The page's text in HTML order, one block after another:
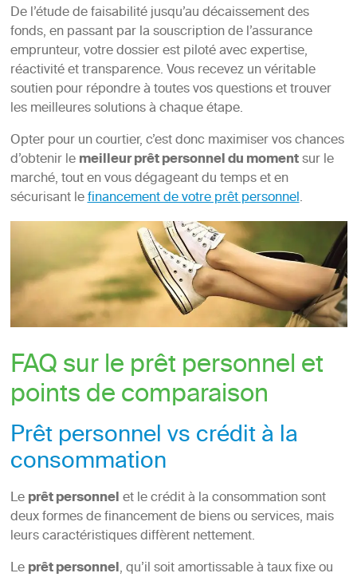
De l’étude de faisabilité jusqu’au décaissement des
fonds, en passant par la souscription de l’assurance
emprunteur, votre dossier est piloté avec expertise,
réactivité et transparence. Vous recevez un véritable
soutien pour répondre à toutes vos questions et trouver
les meilleures solutions à chaque étape.
Opter pour un courtier, c’est donc maximiser vos chances
d’obtenir lemeilleur prêt personnel du momentsur le
marché, tout en vous dégageant du temps et en
sécurisant lefinancement de votre prêt personnel.
FAQ sur le prêt personnel et
points de comparaison
Prêt personnel vs crédit à la
consommation
Leprêt personnelet le crédit à la consommation sont
deux formes de financement de biens ou services, mais
leurs caractéristiques diffèrent nettement.
Leprêt personnel, qu’il soit amortissable à taux fixe ou